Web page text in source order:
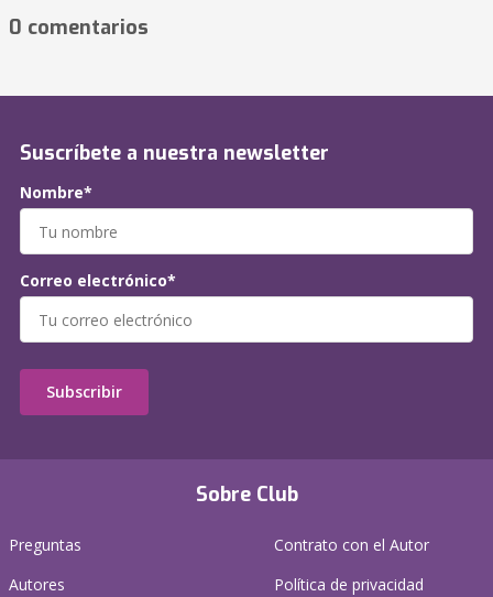
0 comentarios
Sobre Club
Preguntas
Autores
Contrato con el Autor
Política de privacidad
Suscríbete a nuestra newsletter
Nombre*
Correo electrónico*
Subscribir